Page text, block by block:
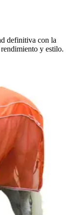
definitiva con la
y estilo.